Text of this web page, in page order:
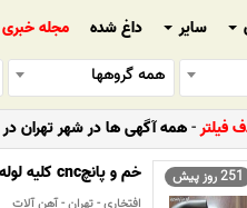
سایر داغ شده مجله خبری
همه گروهها
فیلتر-همه آگهی ها در شهر تهران در
251 روز پیش خم و پانچcnc کلیه لوله های فولادی -استیل-الومینیوم و مسی
افتخاری - تهران - آهن آلات